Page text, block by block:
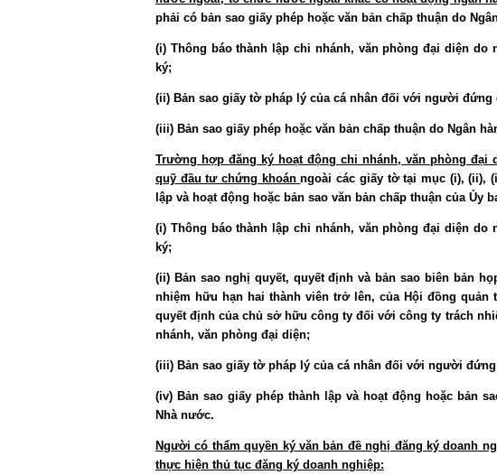
phải có bản sao giấy phép hoặc văn bản chấp thuận do
(i) Thông báo thành lập chi nhánh, văn phòng đại diện
ký;
(ii) Bản sao giấy tờ pháp lý của cá nhân đối với người
(iii) Bản sao giấy phép hoặc văn bản chấp thuận do Ngân
Trường hợp đăng ký hoạt động chi nhánh, văn phòng
quỹ đầu tư chứng khoánngoài các giấy tờ tại mục (i), (ii),
lập và hoạt động hoặc bản sao văn bản chấp thuận của Ủy
(i) Thông báo thành lập chi nhánh, văn phòng đại diện
ký;
(ii) Bản sao nghị quyết, quyết định và bản sao biên bản
nhiệm hữu hạn hai thành viên trở lên, của Hội đồng
quyết định của chủ sở hữu công ty đối với công ty trách
nhánh, văn phòng đại diện;
(iii) Bản sao giấy tờ pháp lý của cá nhân đối với người
(iv) Bản sao giấy phép thành lập và hoạt động hoặc bản
Nhà nước.
Người có thẩm quyền ký văn bản đề nghị đăng ký doanh
thực hiện thủ tục đăng ký doanh nghiệp: